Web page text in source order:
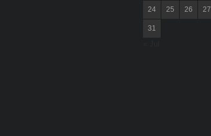
24 25 26 27
31